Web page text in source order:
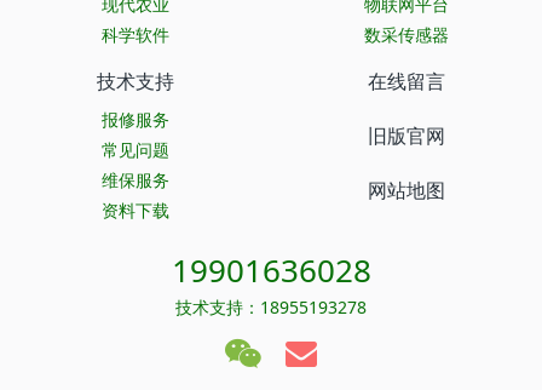
科学软件
数采传感器
技术支持
报修服务
常见问题
维保服务
资料下载
在线留言
旧版官网
网站地图
19901636028
技术支持：18955193278